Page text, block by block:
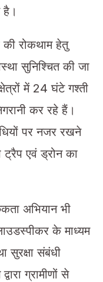
है।
की रोकथाम हेतु
सुनिश्चित की जा
में 24 घंटे गश्ती
कर रहे हैं।
पर नजर रखने
एवं ड्रोन का
अभियान भी
के माध्यम
सुरक्षा संबंधी
ग्रामीणों से